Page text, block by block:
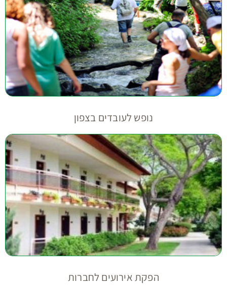
נופש לעובדים בצפון
הפקת אירועים לחברות